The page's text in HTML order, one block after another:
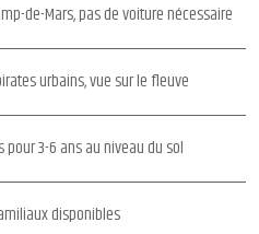
de-Mars, pas de voiture nécessaire
urbains, vue sur le fleuve
pour 3-6 ans au niveau du sol
disponibles